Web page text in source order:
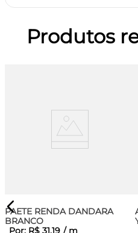
Produtos
PAETE RENDA DANDARA
BRANCO
Por: R$ 31,19 / m